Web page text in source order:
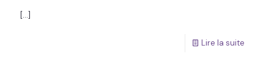
[…]
Lire la suite